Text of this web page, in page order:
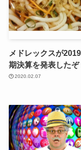
メドレックスが
期決算を発表したぞ
2020.02.07